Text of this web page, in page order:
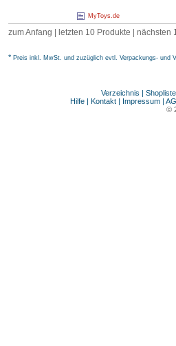
MyToys.de
zum Anfang | letzten 10 Produkte | nächsten
* Preis inkl. MwSt. und zuzüglich evtl. Verpackungs- und
Verzeichnis | Shopliste
Hilfe | Kontakt | Impressum |
©